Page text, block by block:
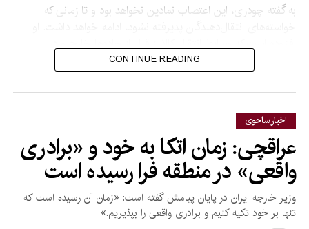
به گفته چودری، این اعتصاب نمادین نخواهد بود و تا زمانی که
افزوده است که وسایط انتقال کالا از قبل از جاده‌ها خارج و در
محل‌های تعیین‌شده متوقف شده‌اند.
از خواسته‌های اصلی این
اتحادیه‌ها می‌توان به اجرای
یکسان محدودیت وزن محور
وسایط در سراسر پاکستان،
کاهش قیمت دیزل و
مالیات‌های جاده‌ای و کاهش
CONTINUE READING
اخبار ساحوی
عراقچی: زمان اتکا به خود و «برادری
واقعی» در منطقه فرا رسیده است
وزیر خارجه ایران در پایان پیامش گفته است: «زمان آن رسیده است که
تنها بر خود تکیه کنیم و برادری واقعی را بپذیریم.»